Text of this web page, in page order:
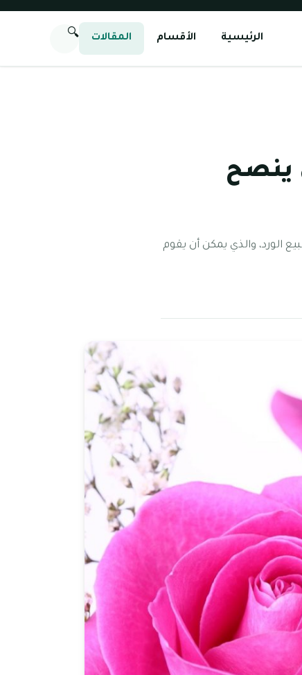
الرئيسية الأقسام المقالات 🔍
ينصح
الورد، والذي يمكن أن يقوم